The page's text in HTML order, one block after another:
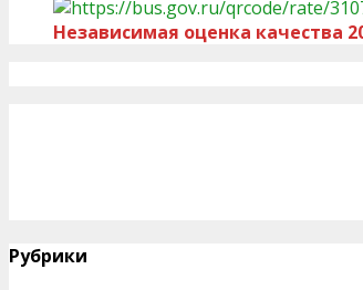
Независимая оценка качества
Рубрики